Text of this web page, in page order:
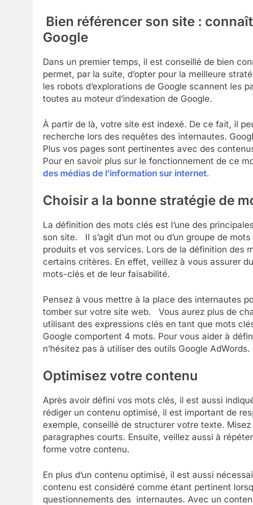
Bien référencer son site :
Google
Dans un premier temps, il est conseillé de bien
permet, par la suite, d’opter pour la meilleure
les robots d’explorations de Google scannent les
toutes au moteur d’indexation de Google.
À partir de là, votre site est indexé. De ce fait, il
recherche lors des requêtes des internautes.
Plus vos pages sont pertinentes avec des
Pour en savoir plus sur le fonctionnement de ce
des médias de l’information sur internet.
Choisir a la bonne stratégie de
La définition des mots clés est l’une des
son site. Il s’agit d’un mot ou d’un groupe de
produits et vos services. Lors de la définition des
certains critères. En effet, veillez à vous assurer
mots-clés et de leur faisabilité.
Pensez à vous mettre à la place des internautes
tomber sur votre site web. Vous aurez plus de
utilisant des expressions clés en tant que mots
Google comportent 4 mots. Pour vous aider à
n’hésitez pas à utiliser des outils Google AdWords.
Optimisez votre contenu
Après avoir défini vos mots clés, il est aussi
rédiger un contenu optimisé, il est important de
exemple, conseillé de structurer votre texte.
paragraphes courts. Ensuite, veillez aussi à
forme votre contenu.
En plus d’un contenu optimisé, il est aussi
contenu est considéré comme étant pertinent
questionnements des internautes. Avec un